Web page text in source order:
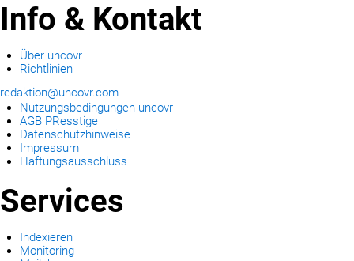
Info & Kontakt
Über uncovr
Richtlinien
redaktion@uncovr.com
Nutzungsbedingungen uncovr
AGB PResstige
Datenschutzhinweise
Impressum
Haftungsausschluss
Services
Indexieren
Monitoring